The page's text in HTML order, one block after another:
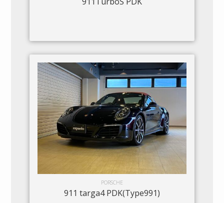
PORSCHE
911 targa4 PDK(Type991)